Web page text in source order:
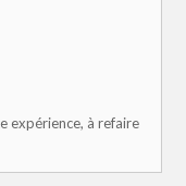
expérience, à refaire